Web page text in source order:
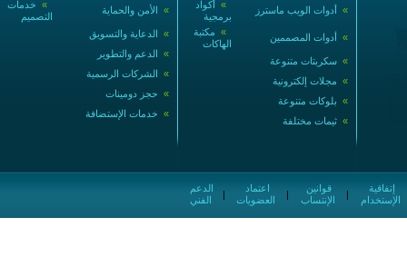
» خدمات
التصميم
» الأمن والحماية
» الدعاية والتسويق
» الدعم والتطوير
» الشركات الرسمية
» حجز دومينات
» خدمات الإستضافة
» أكواد
برمجية
» أدوات الويب ماسترز
» مكتبة
الهاكات
» أدوات المصممين
» سكربتات متنوعة
» مجلات إلكترونية
» بلوكات متنوعة
» ثيمات مختلفة
الفني
|
العضويات
|
الإنتساب
|
الإستخدام